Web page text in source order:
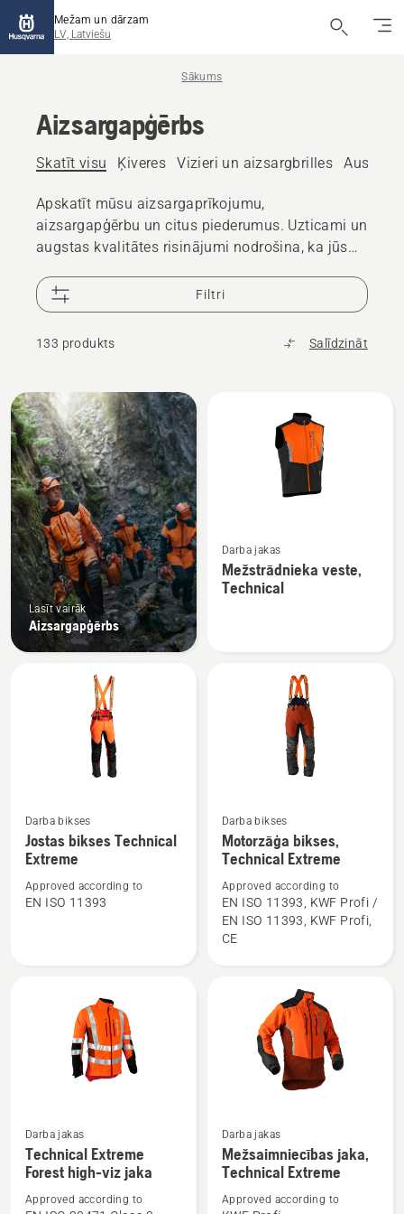
Mežam un dārzam
LV, Latviešu
Sākums
Aizsargapģērbs
Skatīt visu Ķiveres Vizieri un aizsargbrilles Ausu
Apskatīt mūsu aizsargaprīkojumu,
aizsargapģērbu un citus piederumus. Uzticami un
augstas kvalitātes risinājumi nodrošina, ka jūs
Filtri
133 produkts Salīdzināt
Visi
produkti
Lasīt vairāk
Aizsargapģērbs
vairāk
informācijas
par
Darba jakas
Mežstrādnieka veste,
Technical
Skatīt
vairāk
informācijas
par
Jostas
Darba bikses
Jostas bikses Technical
Extreme
Approved according to
EN ISO 11393
Skatīt
vairāk
informācijas
par
Motorzāģa
bikses,
Darba bikses
Motorzāģa bikses,
Technical Extreme
Approved according to
EN ISO 11393, KWF Profi /
EN ISO 11393, KWF Profi,
CE
Skatīt
vairāk
informācijas
par
Darba jakas
Technical Extreme
Forest high-viz jaka
Approved according to
Skatīt
vairāk
informācijas
par
Darba jakas
Mežsaimniecības jaka,
Technical Extreme
Approved according to